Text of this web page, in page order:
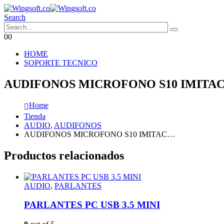
Search
00
HOME
SOPORTE TECNICO
AUDIFONOS MICROFONO S10
Home
Tienda
AUDIO, AUDIFONOS
AUDIFONOS MICROFONO S10 IMITAC…
Productos relacionados
AUDIO, PARLANTES
PARLANTES PC USB 3.5 MINI